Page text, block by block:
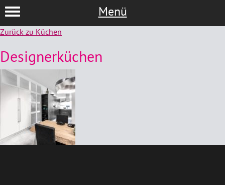
Menü
Zurück zu Küchen
Designerküchen